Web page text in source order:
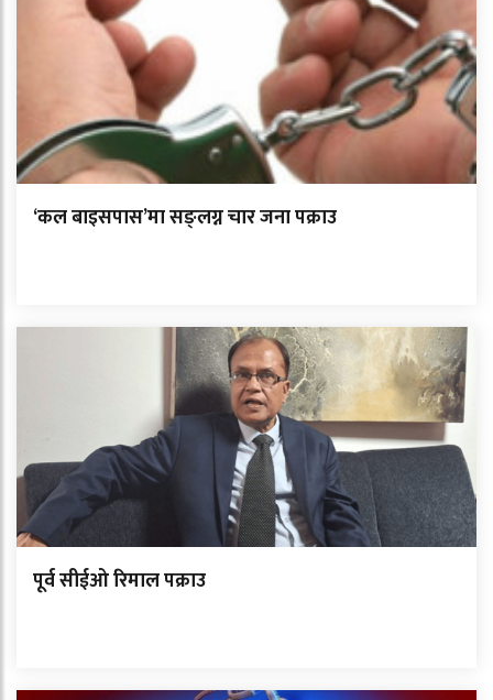
‘कल बाइसपास’मा सङ्लग्न चार जना पक्राउ
पूर्व सीईओ रिमाल पक्राउ